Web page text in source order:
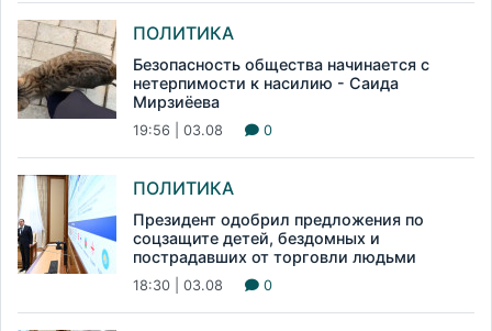
ПОЛИТИКА
Безопасность общества начинается с
нетерпимости к насилию - Саида
Мирзиёева
19:56 | 03.08 0
ПОЛИТИКА
Президент одобрил предложения по
соцзащите детей, бездомных и
пострадавших от торговли людьми
18:30 | 03.08 0